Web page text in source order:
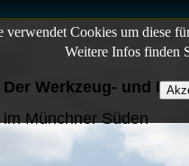
Der Werkzeug- und
im Münchner Süden
verwendet Cookies um diese
Weitere Infos finden